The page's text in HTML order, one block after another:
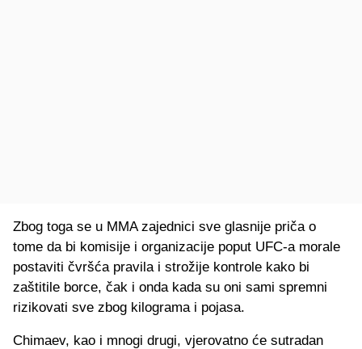
Zbog toga se u MMA zajednici sve glasnije priča o
tome da bi komisije i organizacije poput UFC-a morale
postaviti čvršća pravila i strožije kontrole kako bi
zaštitile borce, čak i onda kada su oni sami spremni
rizikovati sve zbog kilograma i pojasa.
Chimaev, kao i mnogi drugi, vjerovatno će sutradan